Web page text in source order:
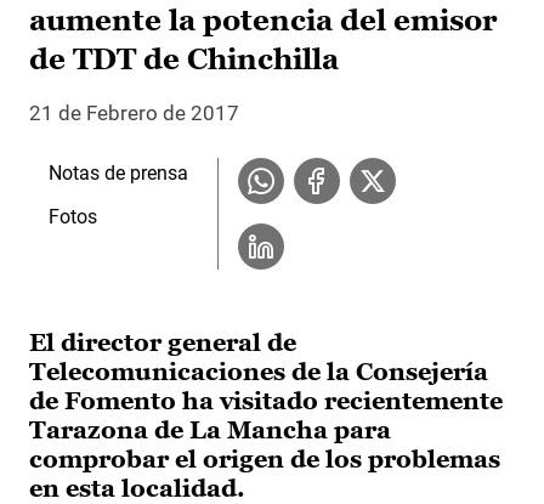
aumente la potencia del emisor
de TDT de Chinchilla
21 de Febrero de 2017
El director general de
Telecomunicaciones de la Consejería
de Fomento ha visitado recientemente
Tarazona de La Mancha para
comprobar el origen de los problemas
en esta localidad.
Notas de prensa
Fotos